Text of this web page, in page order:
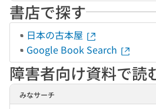
書店で探す
日本の古本屋
Google Book Search
障害者向け資料で読
みなサーチ